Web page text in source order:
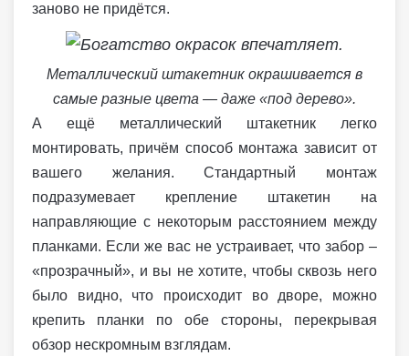
заново не придётся.
Металлический штакетник окрашивается в
самые разные цвета — даже «под дерево».
А ещё металлический штакетник легко
монтировать, причём способ монтажа зависит от
вашего желания. Стандартный монтаж
подразумевает крепление штакетин на
направляющие с некоторым расстоянием между
планками. Если же вас не устраивает, что забор –
«прозрачный», и вы не хотите, чтобы сквозь него
было видно, что происходит во дворе, можно
крепить планки по обе стороны, перекрывая
обзор нескромным взглядам.